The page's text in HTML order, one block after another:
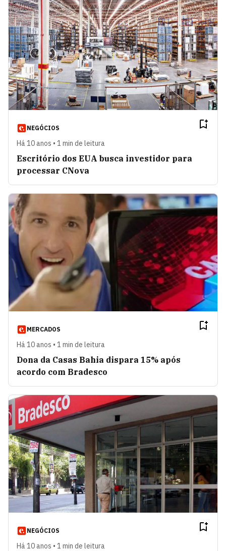
NEGÓCIOS
Há 10 anos • 1 min de leitura
Escritório dos EUA busca investidor para
processar CNova
MERCADOS
Há 10 anos • 1 min de leitura
Dona da Casas Bahia dispara 15% após
acordo com Bradesco
NEGÓCIOS
Há 10 anos • 1 min de leitura